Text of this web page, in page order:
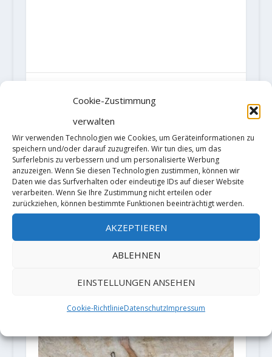
Cookie-Zustimmung
verwalten
Wir verwenden Technologien wie Cookies, um Geräteinformationen zu
speichern und/oder darauf zuzugreifen. Wir tun dies, um das
Surferlebnis zu verbessern und um personalisierte Werbung
anzuzeigen. Wenn Sie diesen Technologien zustimmen, können wir
Daten wie das Surfverhalten oder eindeutige IDs auf dieser Website
verarbeiten. Wenn Sie Ihre Zustimmung nicht erteilen oder
zurückziehen, können bestimmte Funktionen beeinträchtigt werden.
AKZEPTIEREN
ABLEHNEN
EINSTELLUNGEN ANSEHEN
Cookie-RichtlinieDatenschutzImpressum
VORHERIGE
Der Schwede
"Action Directe"
NÄCHSTE
Danny Parker
“Century Crack”
ZUSAMMENHÄNGENDE POSTS